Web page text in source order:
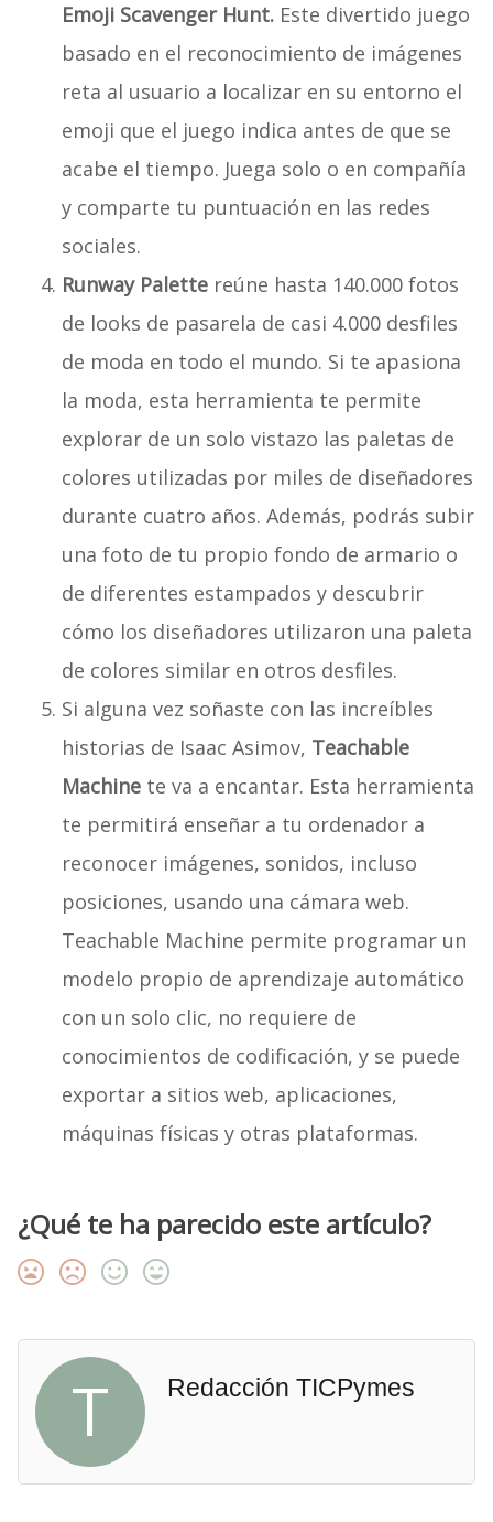
Emoji Scavenger Hunt. Este divertido juego
basado en el reconocimiento de imágenes
reta al usuario a localizar en su entorno el
emoji que el juego indica antes de que se
acabe el tiempo. Juega solo o en compañía
y comparte tu puntuación en las redes
sociales.
Runway Palettereúne hasta 140.000 fotos
de looks de pasarela de casi 4.000 desfiles
de moda en todo el mundo. Si te apasiona
la moda, esta herramienta te permite
explorar de un solo vistazo las paletas de
colores utilizadas por miles de diseñadores
durante cuatro años. Además, podrás subir
una foto de tu propio fondo de armario o
de diferentes estampados y descubrir
cómo los diseñadores utilizaron una paleta
de colores similar en otros desfiles.
Si alguna vez soñaste con las increíbles
historias de Isaac Asimov, Teachable
Machinete va a encantar. Esta herramienta
te permitirá enseñar a tu ordenador a
reconocer imágenes, sonidos, incluso
posiciones, usando una cámara web.
Teachable Machine permite programar un
modelo propio de aprendizaje automático
con un solo clic, no requiere de
conocimientos de codificación, y se puede
exportar a sitios web, aplicaciones,
máquinas físicas y otras plataformas.
¿Qué te ha parecido este artículo?
T Redacción TICPymes